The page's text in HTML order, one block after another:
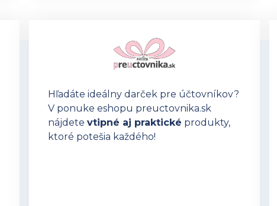
Hľadáte ideálny darček pre účtovníkov?
V ponuke eshopu preuctovnika.sk
nájdetevtipné aj praktické produkty,
ktoré potešia každého!